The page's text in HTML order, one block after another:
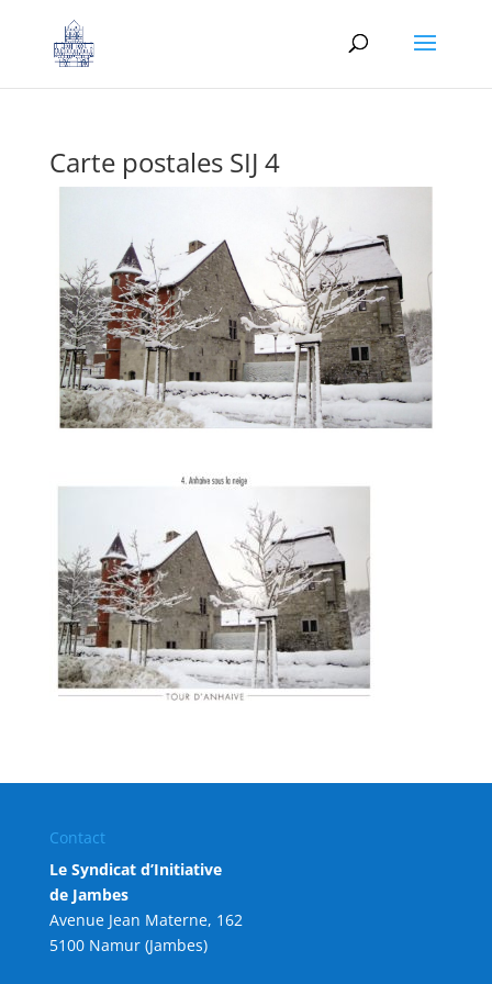
Carte postales SIJ 4
Contact
Le Syndicat d’Initiative
de Jambes
Avenue Jean Materne, 162
5100 Namur (Jambes)